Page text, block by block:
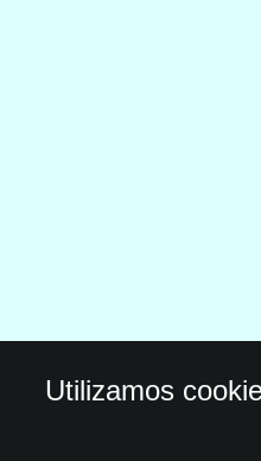
Utilizamos